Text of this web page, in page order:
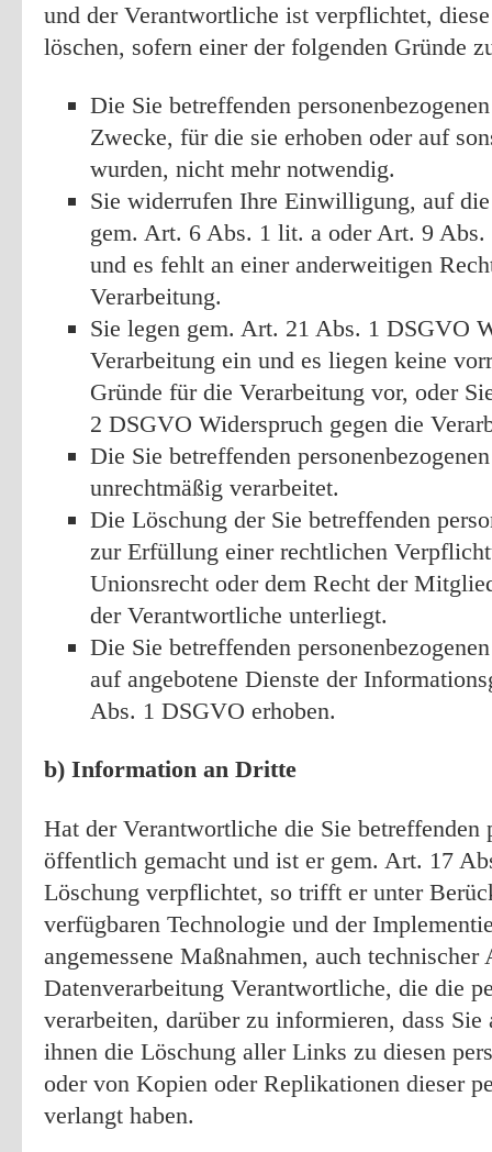
und der Verantwortliche ist verpflichtet,
löschen, sofern einer der folgenden Gründe
Die Sie betreffenden
Zwecke, für die sie erhoben oder auf
wurden, nicht mehr notwendig.
Sie widerrufen Ihre Einwilligung, auf
gem. Art. 6 Abs. 1 lit. a oder Art. 9
und es fehlt an einer anderweitigen
Verarbeitung.
Sie legen gem. Art. 21 Abs. 1 DSGVO
Verarbeitung ein und es liegen keine
Gründe für die Verarbeitung vor, oder
2 DSGVO Widerspruch gegen die
Die Sie betreffenden
unrechtmäßig verarbeitet.
Die Löschung der Sie betreffenden
zur Erfüllung einer rechtlichen
Unionsrecht oder dem Recht der
der Verantwortliche unterliegt.
Die Sie betreffenden
auf angebotene Dienste der
Abs. 1 DSGVO erhoben.
b) Information an Dritte
Hat der Verantwortliche die Sie betreffenden
öffentlich gemacht und ist er gem. Art. 17
Löschung verpflichtet, so trifft er unter
verfügbaren Technologie und der
angemessene Maßnahmen, auch
Datenverarbeitung Verantwortliche, die die
verarbeiten, darüber zu informieren, dass
ihnen die Löschung aller Links zu diesen
oder von Kopien oder Replikationen dieser
verlangt haben.